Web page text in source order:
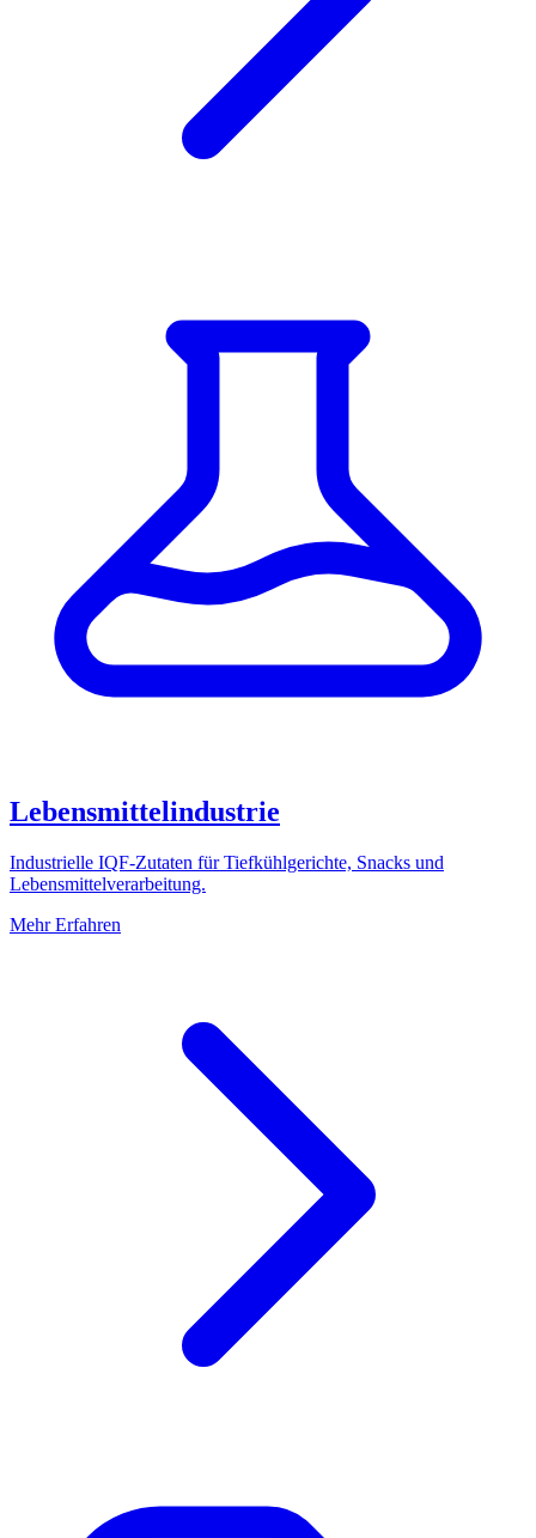
Lebensmittelindustrie
Industrielle IQF-Zutaten für Tiefkühlgerichte, Snacks und
Lebensmittelverarbeitung.
Mehr Erfahren